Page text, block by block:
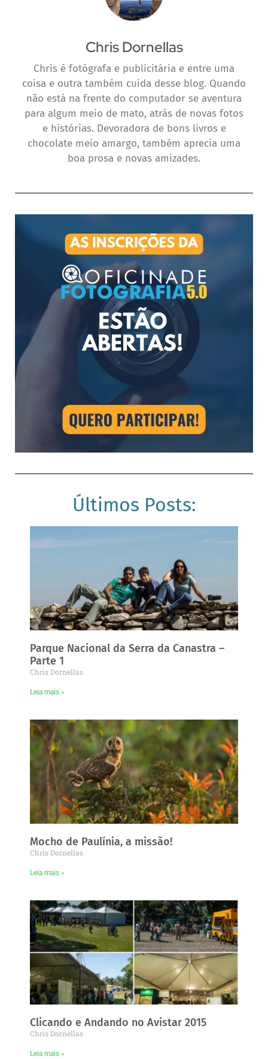
Chris Dornellas
Chris é fotógrafa e publicitária e entre uma
coisa e outra também cuida desse blog. Quando
não está na frente do computador se aventura
para algum meio de mato, atrás de novas fotos
e histórias. Devoradora de bons livros e
chocolate meio amargo, também aprecia uma
boa prosa e novas amizades.
Últimos Posts:
Parque Nacional da Serra da Canastra –
Parte 1
Chris Dornellas
Leia mais »
Mocho de Paulínia, a missão!
Chris Dornellas
Leia mais »
Clicando e Andando no Avistar 2015
Chris Dornellas
Leia mais »